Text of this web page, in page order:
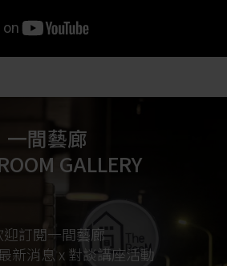
一間藝廊
GALLERY
迎訂閱一間藝廊
新消息 x 對談講座活動